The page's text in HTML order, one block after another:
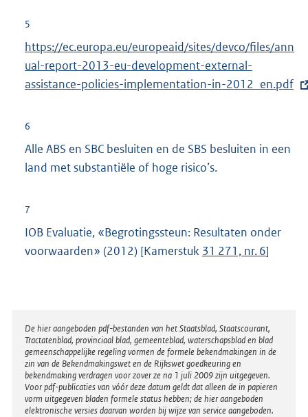
5
E
x
t
r
e
l
n
k
:
https://ec.europa.eu/europeaid/sites/devco/files/ann
ual-report-2013-eu-development-external-
assistance-policies-implementation-in-2012_en.pdf
6
Alle ABS en SBC besluiten en de SBS besluiten in een
land met substantiële of hoge risico’s.
7
IOB Evaluatie, «Begrotingssteun: Resultaten onder
voorwaarden» (2012) [Kamerstuk 31 271, nr. 6]
Disclaimer
De hier aangeboden pdf-bestanden van het Staatsblad, Staatscourant,
Tractatenblad, provinciaal blad, gemeenteblad, waterschapsblad en blad
gemeenschappelijke regeling vormen de formele bekendmakingen in de
zin van de Bekendmakingswet en de Rijkswet goedkeuring en
bekendmaking verdragen voor zover ze na 1 juli 2009 zijn uitgegeven.
Voor pdf-publicaties van vóór deze datum geldt dat alleen de in papieren
vorm uitgegeven bladen formele status hebben; de hier aangeboden
elektronische versies daarvan worden bij wijze van service aangeboden.